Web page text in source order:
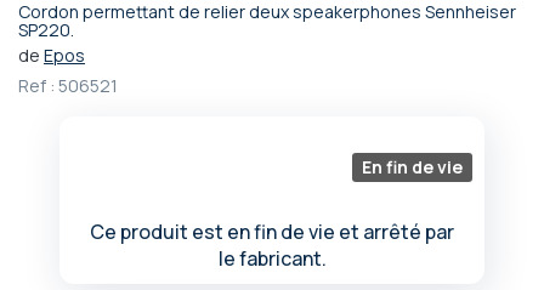
Cordon permettant de relier deux speakerphones Sennheiser
SP220.
de Epos
Ref : 506521
En fin de vie
Ce produit est en fin de vie et arrêté par
le fabricant.
Passer
au
début
de